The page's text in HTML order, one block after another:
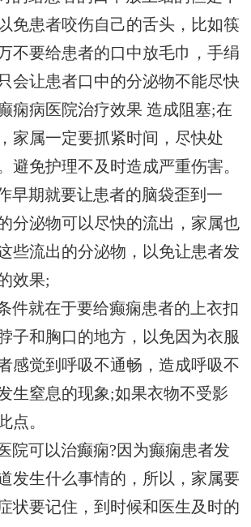
免患者咬伤自己的舌头，比如筷
不要给患者的口中放毛巾，手绢
会让患者口中的分泌物不能尽快
痫病医院治疗效果 造成阻塞;在
家属一定要抓紧时间，尽快处
避免护理不及时造成严重伤害。
早期就要让患者的脑袋歪到一
分泌物可以尽快的流出，家属也
些流出的分泌物，以免让患者发
效果;
件就在于要给癫痫患者的上衣扣
子和胸口的地方，以免因为衣服
感觉到呼吸不通畅，造成呼吸不
生窒息的现象;如果衣物不受影
点。
院可以治癫痫?因为癫痫患者发
发生什么事情的，所以，家属要
状要记住，到时候和医生及时的